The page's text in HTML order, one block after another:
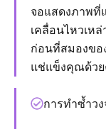
จอแสดงภาพที่
เคลื่อนไหวเห
ก่อนที่สมองขอ
แช่แข็งคุณด้วย
การทำซ้ำวง